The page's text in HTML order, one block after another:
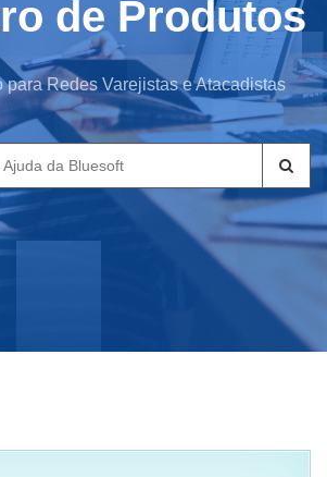
de Produtos
para Redes Varejistas e Atacadistas